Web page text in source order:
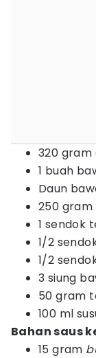
320
1 buah
Daun
250
1 sendok
1/2
1/2
3 siung
50 gram
100 ml
Bahan saus
15 gram